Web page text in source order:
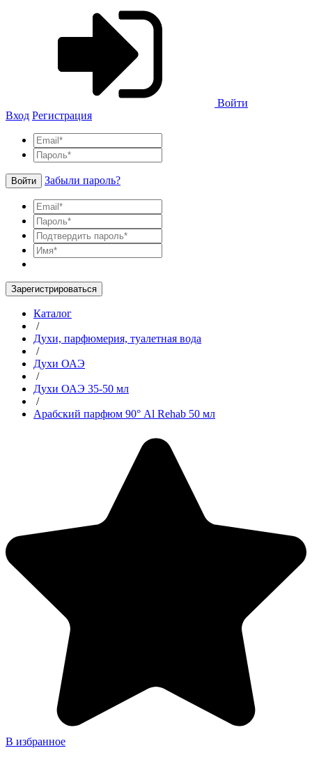
Войти
Вход Регистрация
Войти Забыли пароль?
Зарегистрироваться
Каталог
/
Духи, парфюмерия, туалетная вода
/
Духи ОАЭ
/
Духи ОАЭ 35-50 мл
/
Арабский парфюм 90° Al Rehab 50 мл
В избранное